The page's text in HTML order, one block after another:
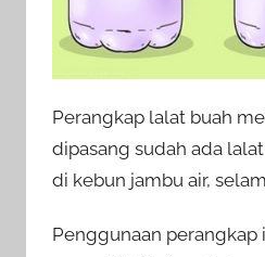
Perangkap lalat buah
dipasang sudah ada
di kebun jambu air,
Penggunaan